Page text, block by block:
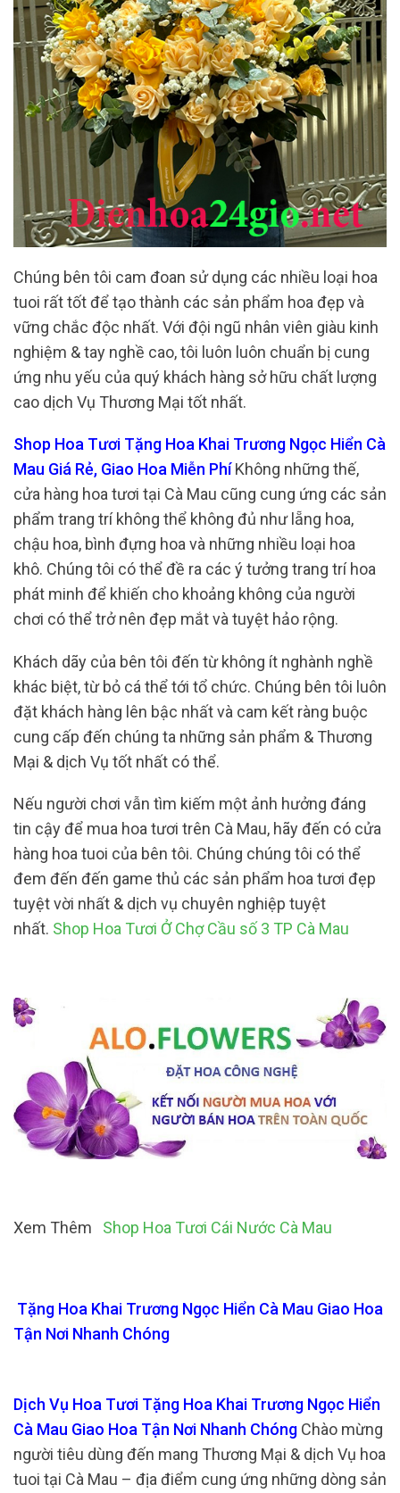
Chúng bên tôi cam đoan sử dụng các nhiều loại hoa
tuoi rất tốt để tạo thành các sản phẩm hoa đẹp và
vững chắc độc nhất. Với đội ngũ nhân viên giàu kinh
nghiệm & tay nghề cao, tôi luôn luôn chuẩn bị cung
ứng nhu yếu của quý khách hàng sở hữu chất lượng
cao dịch Vụ Thương Mại tốt nhất.
Shop Hoa Tươi Tặng Hoa Khai Trương Ngọc Hiển Cà
Mau Giá Rẻ, Giao Hoa Miễn PhíKhông những thế,
cửa hàng hoa tươi tại Cà Mau cũng cung ứng các sản
phẩm trang trí không thể không đủ như lẵng hoa,
chậu hoa, bình đựng hoa và những nhiều loại hoa
khô. Chúng tôi có thể đề ra các ý tưởng trang trí hoa
phát minh để khiến cho khoảng không của người
chơi có thể trở nên đẹp mắt và tuyệt hảo rộng.
Khách dãy của bên tôi đến từ không ít nghành nghề
khác biệt, từ bỏ cá thể tới tổ chức. Chúng bên tôi luôn
đặt khách hàng lên bậc nhất và cam kết ràng buộc
cung cấp đến chúng ta những sản phẩm & Thương
Mại & dịch Vụ tốt nhất có thể.
Nếu người chơi vẫn tìm kiếm một ảnh hưởng đáng
tin cậy để mua hoa tươi trên Cà Mau, hãy đến có cửa
hàng hoa tuoi của bên tôi. Chúng chúng tôi có thể
đem đến đến game thủ các sản phẩm hoa tươi đẹp
tuyệt vời nhất & dịch vụ chuyên nghiệp tuyệt
nhất. Shop Hoa Tươi Ở Chợ Cầu số 3 TP Cà Mau
Xem Thêm Shop Hoa Tươi Cái Nước Cà Mau
Tặng Hoa Khai Trương Ngọc Hiển Cà Mau Giao Hoa
Tận Nơi Nhanh Chóng
Dịch Vụ Hoa Tươi Tặng Hoa Khai Trương Ngọc Hiển
Cà Mau Giao Hoa Tận Nơi Nhanh Chóng Chào mừng
người tiêu dùng đến mang Thương Mại & dịch Vụ hoa
tuoi tại Cà Mau – địa điểm cung ứng những dòng sản